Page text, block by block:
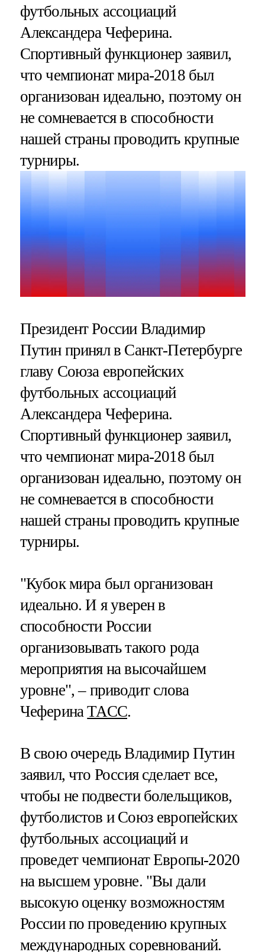
футбольных ассоциаций
Александера Чеферина.
Спортивный функционер заявил,
что чемпионат мира-2018 был
организован идеально, поэтому он
не сомневается в способности
нашей страны проводить крупные
турниры.
Президент России Владимир
Путин принял в Санкт-Петербурге
главу Союза европейских
футбольных ассоциаций
Александера Чеферина.
Спортивный функционер заявил,
что чемпионат мира-2018 был
организован идеально, поэтому он
не сомневается в способности
нашей страны проводить крупные
турниры.
"Кубок мира был организован
идеально. И я уверен в
способности России
организовывать такого рода
мероприятия на высочайшем
уровне", – приводит слова
ЧеферинаТАСС.
В свою очередь Владимир Путин
заявил, что Россия сделает все,
чтобы не подвести болельщиков,
футболистов и Союз европейских
футбольных ассоциаций и
проведет чемпионат Европы-2020
на высшем уровне. "Вы дали
высокую оценку возможностям
России по проведению крупных
международных соревнований.